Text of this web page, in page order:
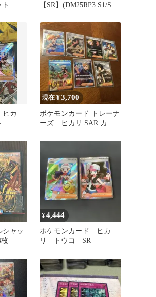
ト イ
【SR】(DM25RP3 S1/S11)
カ
現在 ¥3,700
ポケモンカード トレーナ
ーズ ヒカリ SAR カス
シャッ
¥4,444
ポケモンカード ヒカ
リ トウコ SR